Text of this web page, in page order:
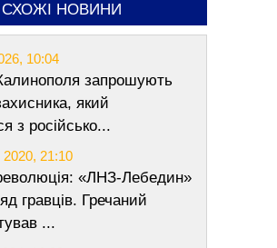
СХОЖІ НОВИНИ
10:04
запрошують
який
з російсько...
21:10
«ЛНЗ-Лебедин»
гравців. Гречаний
...